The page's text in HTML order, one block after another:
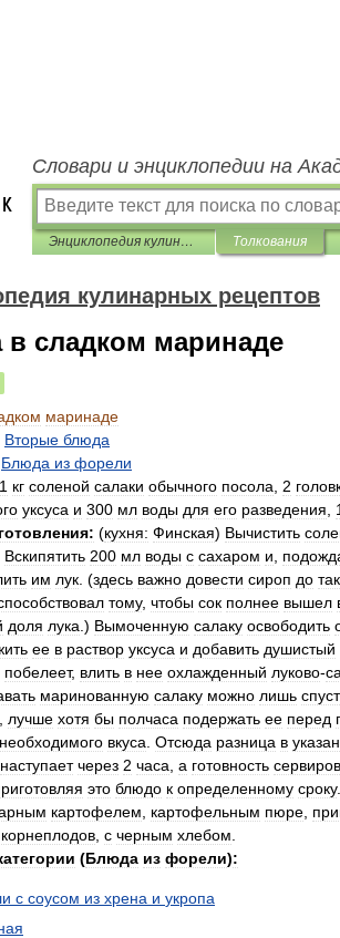
Словари и энциклопедии на
Энциклопедия кулинарных рецептов Толкования
кулинарных рецептов
в сладком маринаде
маринаде
Вторые блюда
Блюда из форели
1 кг соленой салаки обычного посола 2
уксуса и 300 мл воды для его разведения
(кухня: Финская) Вычистить
Вскипятить 200 мл воды с сахаром и
им лук . (здесь важно довести сироп до
тому, чтобы сок полнее вышел
доля лука .) Bымоченную салаку освободить
ее в раствор уксуса и добавить душистый
побелеет, влить в нее охлажденный луково-
маринованную салаку можно лишь
лучше хотя бы полчаса подержать ее перед
необходимого вкуса Отсюда разница в
наступает через 2 часа а готовность
это блюдо к определенному сроку.
картофелем картофельным пюре
корнеплодов с черным хлебом
(Блюда из форели):
с соусом из хрена и укропа